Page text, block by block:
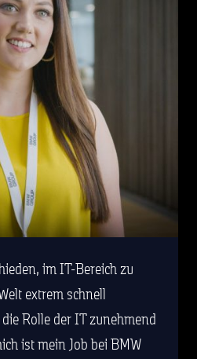
im IT-Bereich zu
extrem schnell
Rolle der IT zunehmend
ist mein Job bei BMW